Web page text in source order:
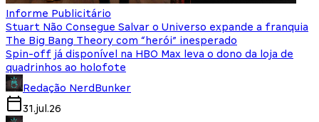
Informe Publicitário
Stuart Não Consegue Salvar o Universo expande a franquia
The Big Bang Theory com “herói” inesperado
Spin-off já disponível na HBO Max leva o dono da loja de
quadrinhos ao holofote
Redação NerdBunker
31.jul.26